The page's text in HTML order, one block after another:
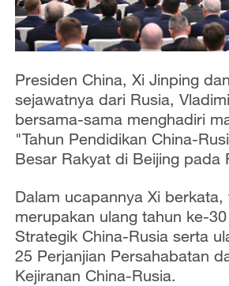
Presiden China, Xi Jinping
sejawatnya dari Rusia,
bersama-sama menghadiri
"Tahun Pendidikan China-
Besar Rakyat di Beijing pada
Dalam ucapannya Xi berkata,
merupakan ulang tahun ke-
Strategik China-Rusia serta
25 Perjanjian Persahabatan
Kejiranan China-Rusia.